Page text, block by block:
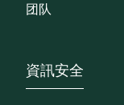
团队
Footer
資訊安全